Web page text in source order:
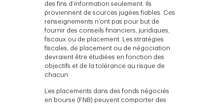
des fins d’information seulement. Ils
proviennent de sources jugées fiables. Ces
renseignements n’ont pas pour but de
fournir des conseils financiers, juridiques,
fiscaux ou de placement. Les stratégies
fiscales, de placement ou de négociation
devraient être étudiées en fonction des
objectifs et de la tolérance au risque de
chacun.
Les placements dans des fonds négociés
en bourse (FNB) peuvent comporter des